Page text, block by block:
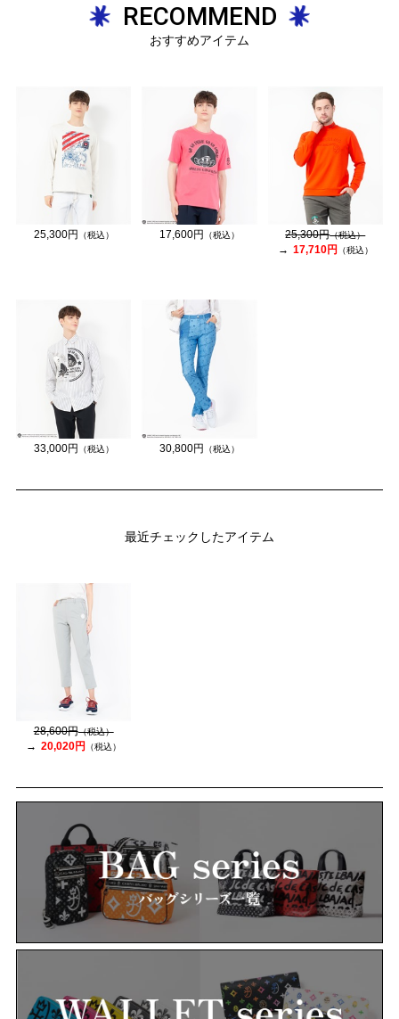
RECOMMEND
おすすめアイテム
25,300円 （税込） 17,600円 （税込） 25,300円（税込）
17,710円 （税込）
33,000円 （税込） 30,800円 （税込）
最近チェックしたアイテム
28,600円（税込）
20,020円 （税込）